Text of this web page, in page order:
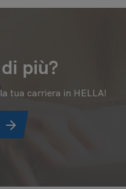
più?
tua carriera in HELLA!